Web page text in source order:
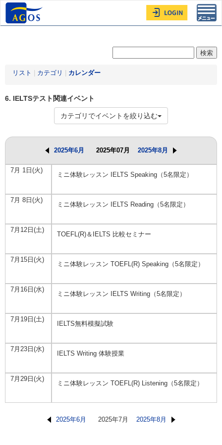
リスト カテゴリ カレンダー
6. IELTSテスト関連イベント
カテゴリでイベントを絞り込む
2025年6月 2025年07月 2025年8月
7月 1日(火)
ミニ体験レッスン IELTS Speaking（5名限定）
7月 8日(火)
ミニ体験レッスン IELTS Reading（5名限定）
7月12日(土)
TOEFL(R)＆IELTS 比較セミナー
7月15日(火)
ミニ体験レッスン TOEFL(R) Speaking（5名限定）
7月16日(水)
ミニ体験レッスン IELTS Writing（5名限定）
7月19日(土)
IELTS無料模擬試験
7月23日(水)
IELTS Writing 体験授業
7月29日(火)
ミニ体験レッスン TOEFL(R) Listening（5名限定）
2025年6月 2025年7月 2025年8月